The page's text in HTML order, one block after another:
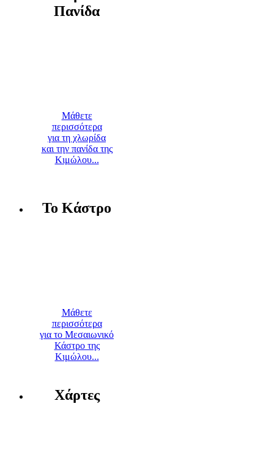
Πανίδα
Μάθετε
περισσότερα
για τη χλωρίδα
και την πανίδα της
Κιμώλου...
Το Κάστρο
Μάθετε
περισσότερα
για το Μεσαιωνικό
Κάστρο της
Κιμώλου...
Χάρτες